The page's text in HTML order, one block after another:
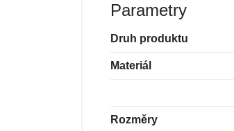
Parametry
Druh produktu
Materiál
Rozměry